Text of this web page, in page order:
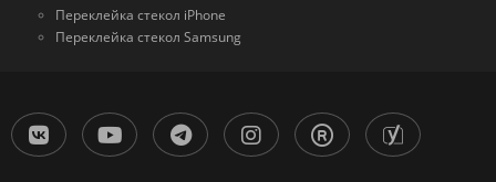
Переклейка стекол iPhone
Переклейка стекол Samsung